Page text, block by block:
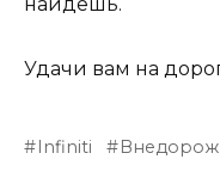
Удачи вам на
Infiniti